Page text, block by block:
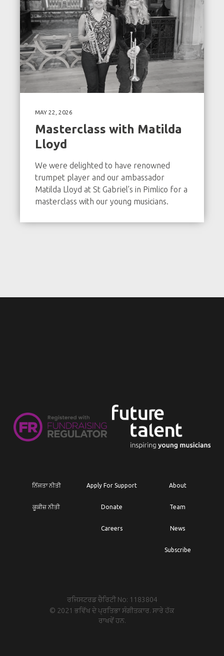
MAY 22, 2026
Masterclass with Matilda
Lloyd
We were delighted to have renowned
trumpet player and our ambassador
Matilda Lloyd at St Gabriel’s in Pimlico for a
masterclass with our young musicians.
ਨਿੱਜਤਾ ਨੀਤੀ
ਕੂਕੀਜ਼ ਨੀਤੀ
Apply For Support
Donate
Careers
About
Team
News
Subscribe
ਰਜਿਸਟਰਡ ਚੈਰਿਟੀ No: 1183804
© 2021 ਭਵਿੱਖ ਦੇ ਪ੍ਰਤਿਭਾ ਸੰਗੀਤਕਾਰ. ਸਾਰੇ ਹੱਕ
ਰਾਖਵੇਂ ਹਨ.